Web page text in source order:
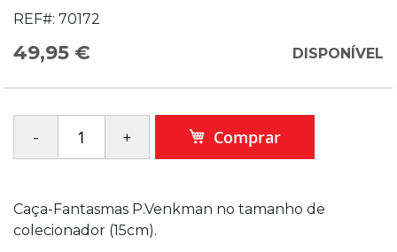
REF#: 70172
49,95 € DISPONÍVEL
Comprar
Caça-Fantasmas P.Venkman no tamanho de
colecionador (15cm).